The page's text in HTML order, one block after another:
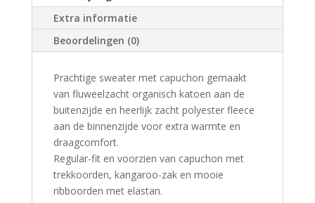
Extra informatie
Beoordelingen (0)
Prachtige sweater met capuchon gemaakt
van fluweelzacht organisch katoen aan de
buitenzijde en heerlijk zacht polyester fleece
aan de binnenzijde voor extra warmte en
draagcomfort.
Regular-fit en voorzien van capuchon met
trekkoorden, kangaroo-zak en mooie
ribboorden met elastan.